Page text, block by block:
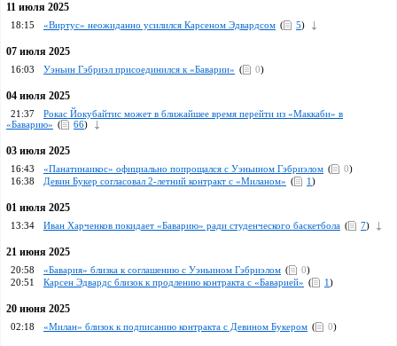
11 июля 2025
18:15 «Виртус» неожиданно усилился Карсеном Эдвардсом ( 5)
07 июля 2025
16:03 Уэньин Гэбриэл присоединился к «Баварии» ( 0)
04 июля 2025
21:37
Рокас Йокубайтис может в ближайшее время перейти из «Маккаби» в
«Баварию» ( 66)
03 июля 2025
16:43 «Панатинаикос» официально попрощался с Уэньином Гэбриэлом ( 0)
16:38
Девин Букер согласовал 2-летний контракт с «Миланом» ( 1)
01 июля 2025
13:34 Иван Харченков покидает «Баварию» ради студенческого баскетбола ( 7)
21 июня 2025
20:58 «Бавария» близка к соглашению с Уэньином Гэбриэлом ( 0)
20:51
Карсен Эдвардс близок к продлению контракта с «Баварией» ( 1)
20 июня 2025
02:18 «Милан» близок к подписанию контракта с Девином Букером ( 0)